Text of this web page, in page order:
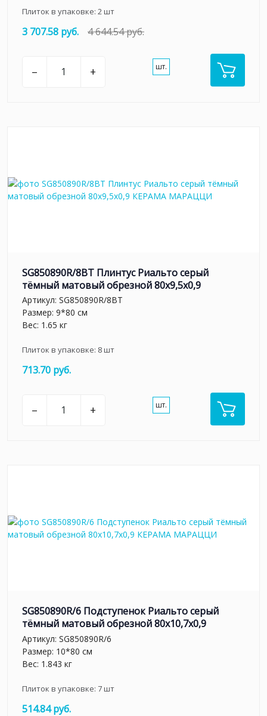
Плиток в упаковке: 2шт
3 707.58 руб. 4 644.54 руб.
– + шт.
SG850890R/8BT Плинтус Риальто серый
тёмный матовый обрезной 80x9,5x0,9
Артикул: SG850890R/8BT
Размер: 9*80 см
Вес: 1.65 кг
Плиток в упаковке: 8шт
713.70 руб.
– + шт.
SG850890R/6 Подступенок Риальто серый
тёмный матовый обрезной 80x10,7x0,9
Артикул: SG850890R/6
Размер: 10*80 см
Вес: 1.843 кг
Плиток в упаковке: 7шт
514.84 руб.